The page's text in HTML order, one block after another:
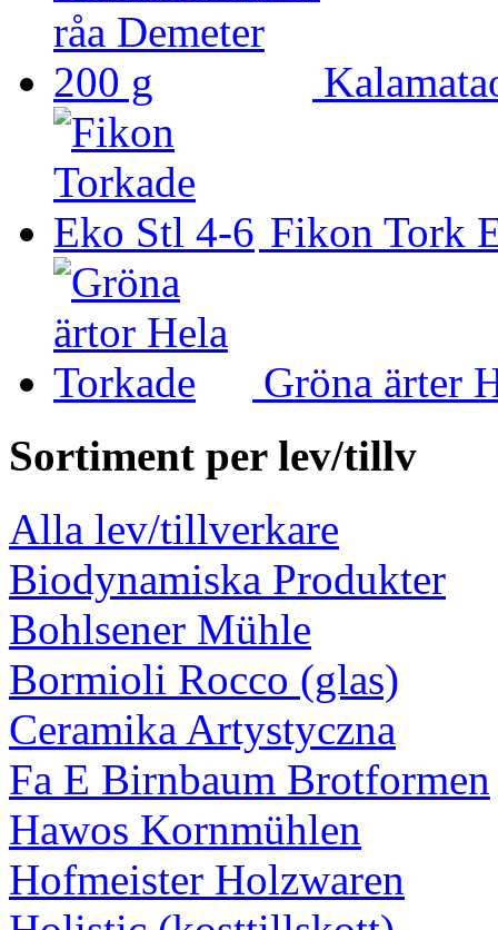
Fikon Tork
Gröna ärter
Sortiment per lev/tillv
Alla lev/tillverkare
Biodynamiska Produkter
Bohlsener Mühle
Bormioli Rocco (glas)
Ceramika Artystyczna
Fa E Birnbaum Brotformen
Hawos Kornmühlen
Hofmeister Holzwaren